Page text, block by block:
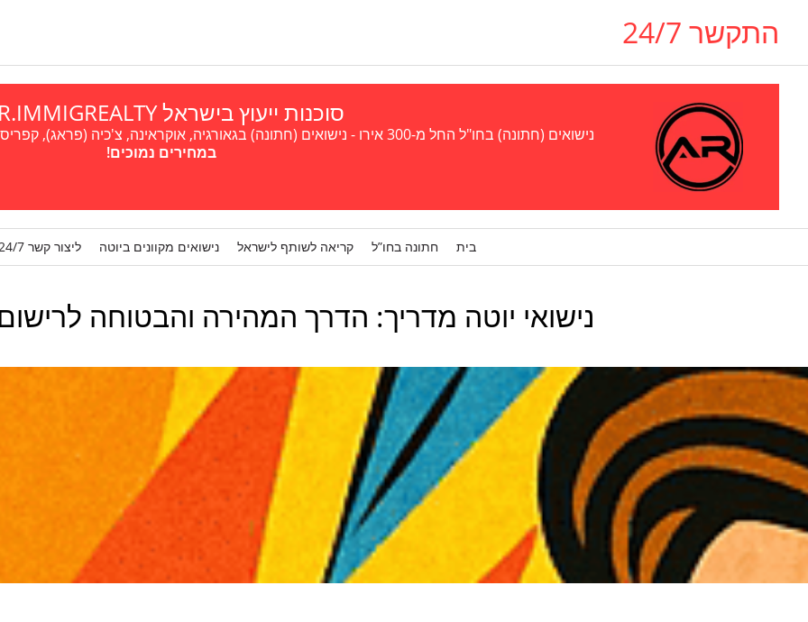
התקשר 24/7
סוכנות ייעוץ בישראל A.R.IMMIGREALTY
נישואים (חתונה) בחו"ל החל מ-300 אירו - נישואים (חתונה) בגאורגיה, אוקראינה, צ'כיה (פראג), קפריסין, אל סלבדור, פרגוואי סטוּפּרו, ויזה לבן/בת זוג
במחירים נמוכים!
בית חתונה בחו”ל קריאה לשותף לישראל נישואים מקוונים ביוטה ליצור קשר 24/7
נישואי יוטה מדריך: הדרך המהירה והבטוחה לרישום